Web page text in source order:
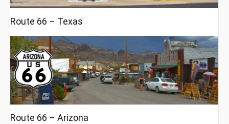
Route 66 – Texas
Route 66 – Arizona